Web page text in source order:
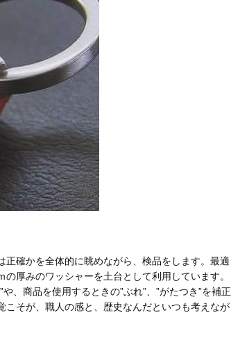
確かを全体的に眺めながら、検品をします。最適
厚みのワッシャーを土台として利用しています。
、商品を使用するときの”ぶれ”、”がたつき”を補正
そが、職人の感と、歴史なんだといつも考えなが